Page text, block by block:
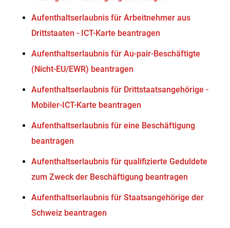
Aufenthaltserlaubnis für Arbeitnehmer aus
Drittstaaten - ICT-Karte beantragen
Aufenthaltserlaubnis für Au-pair-Beschäftigte
(Nicht-EU/EWR) beantragen
Aufenthaltserlaubnis für Drittstaatsangehörige -
Mobiler-ICT-Karte beantragen
Aufenthaltserlaubnis für eine Beschäftigung
beantragen
Aufenthaltserlaubnis für qualifizierte Geduldete
zum Zweck der Beschäftigung beantragen
Aufenthaltserlaubnis für Staatsangehörige der
Schweiz beantragen